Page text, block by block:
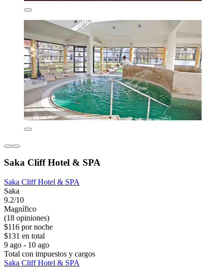
Saka Cliff Hotel & SPA
Saka Cliff Hotel & SPA
Saka
9.2/10
Magnífico
(18 opiniones)
$116 por noche
$131 en total
9 ago - 10 ago
Total con impuestos y cargos
Saka Cliff Hotel & SPA